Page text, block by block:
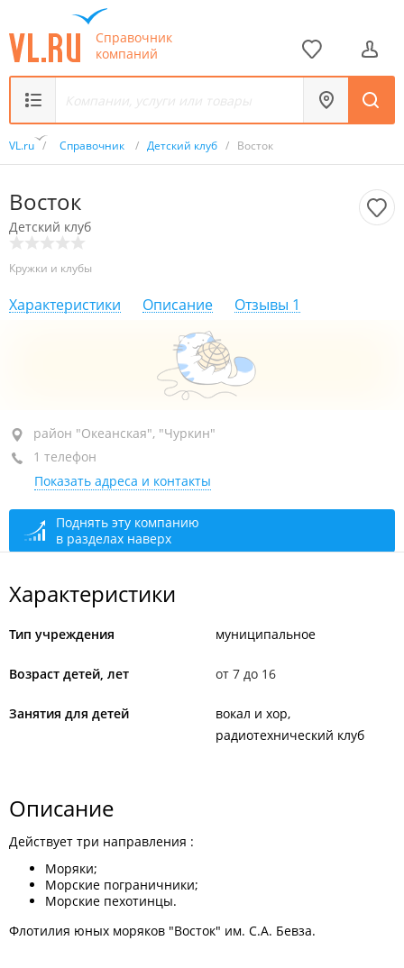
Справочник
компаний
VL.ru / Справочник / Детский клуб / Восток
Восток
Детский клуб
Кружки и клубы
Характеристики Описание Отзывы 1
район "Океанская", ул. Успенского, 19
СОШ №12
сегодня закрыто
район "Океанская", "Чуркин"
1 телефон
Показать адреса и контакты
Поднять эту компанию
в разделах наверх
Характеристики
Тип учреждения муниципальное
Возраст детей, лет от 7 до 16
Занятия для детей
вокал и хор
радиотехнический клуб
Описание
Действует три направления :
Моряки;
Морские пограничники;
Морские пехотинцы.
Флотилия юных моряков "Восток" им. С.А. Бевза.